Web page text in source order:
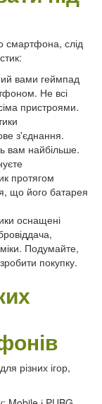
смартфона, слід
вами геймпад
Не всі
пристроями.
з'єднання.
вам найбільше.
протягом
що його батарея
оснащені
Подумайте,
покупку.
різних ігор,